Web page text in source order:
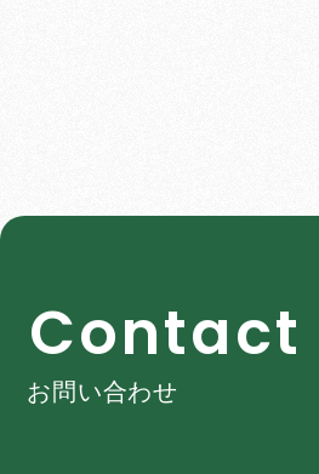
Contact
お問い合わせ